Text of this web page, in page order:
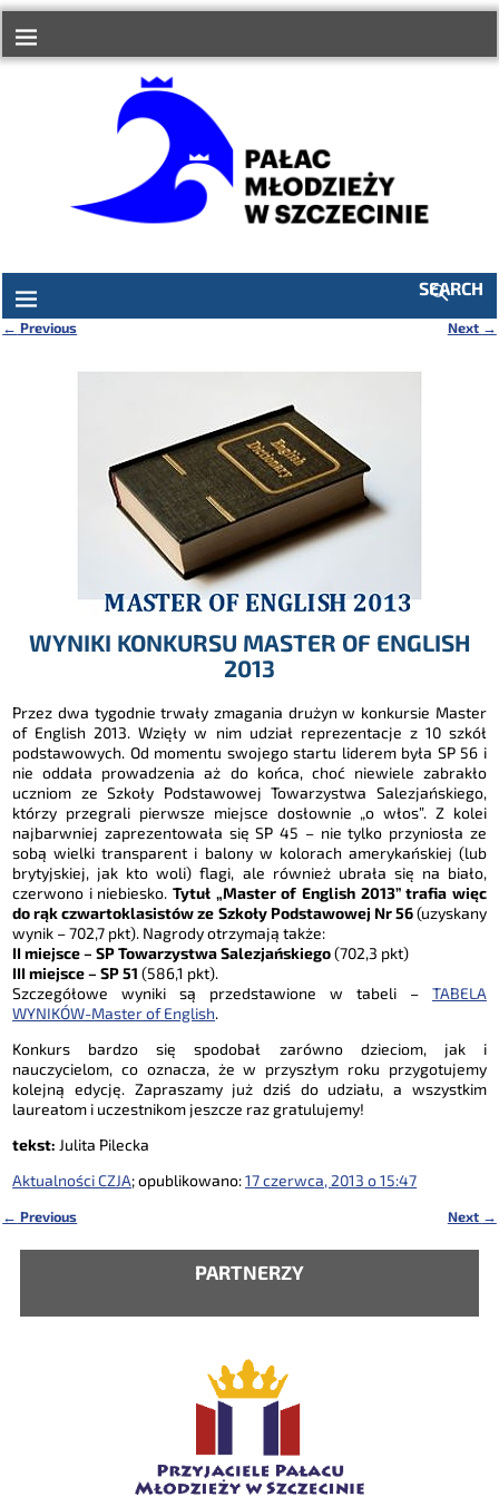
treści
SEARCH
← Previous Next →
WYNIKI KONKURSU MASTER OF ENGLISH
2013
Przez dwa tygodnie trwały zmagania drużyn w konkursie Master
of English 2013. Wzięły w nim udział reprezentacje z 10 szkół
podstawowych. Od momentu swojego startu liderem była SP 56 i
nie oddała prowadzenia aż do końca, choć niewiele zabrakło
uczniom ze Szkoły Podstawowej Towarzystwa Salezjańskiego,
którzy przegrali pierwsze miejsce dosłownie „o włos”. Z kolei
najbarwniej zaprezentowała się SP 45 – nie tylko przyniosła ze
sobą wielki transparent i balony w kolorach amerykańskiej (lub
brytyjskiej, jak kto woli) flagi, ale również ubrała się na biało,
czerwono i niebiesko.Tytuł „Master of English 2013” trafia więc
do rąk czwartoklasistów ze Szkoły Podstawowej Nr 56(uzyskany
wynik – 702,7 pkt). Nagrody otrzymają także:
II miejsce – SP Towarzystwa Salezjańskiego(702,3 pkt)
III miejsce – SP 51 (586,1 pkt).
Szczegółowe wyniki są przedstawione w tabeli – TABELA
WYNIKÓW-Master of English.
Konkurs bardzo się spodobał zarówno dzieciom, jak i
nauczycielom, co oznacza, że w przyszłym roku przygotujemy
kolejną edycję. Zapraszamy już dziś do udziału, a wszystkim
laureatom i uczestnikom jeszcze raz gratulujemy!
tekst: Julita Pilecka
Aktualności CZJA; opublikowano:17 czerwca, 2013 o 15:47
← Previous Next →
PARTNERZY